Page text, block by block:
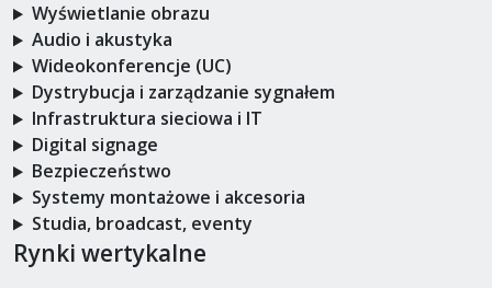
Wyświetlanie obrazu
Audio i akustyka
Wideokonferencje (UC)
Dystrybucja i zarządzanie sygnałem
Infrastruktura sieciowa i IT
Digital signage
Bezpieczeństwo
Systemy montażowe i akcesoria
Studia, broadcast, eventy
Rynki wertykalne